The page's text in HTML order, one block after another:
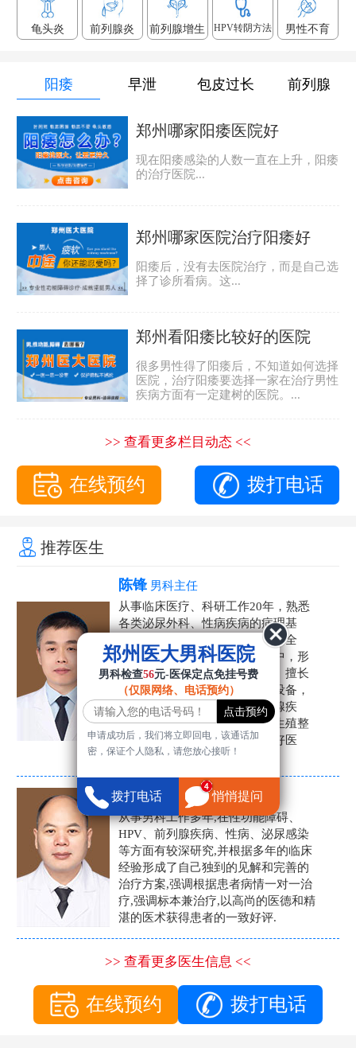
龟头炎 前列腺炎 前列腺增生 HPV转阴方法 男性不育
阳痿 早泄 包皮过长 前列腺
郑州哪家阳痿医院好
现在阳痿感染的人数一直在上升，阳痿
的治疗医院...
郑州哪家医院治疗阳痿好
阳痿后，没有去医院治疗，而是自己选
择了诊所看病。这...
郑州看阳痿比较好的医院
很多男性得了阳痿后，不知道如何选择
医院，治疗阳痿要选择一家在治疗男性
疾病方面有一定建树的医院。...
>> 查看更多栏目动态 <<
在线预约 拨打电话
推荐医生
陈锋 男科主任
从事临床医疗、科研工作20年，熟悉
各类泌尿外科、性病疾病的病理基
础，诊断治疗和临床操作，技术全
面。在男科疾病的诊断和诊疗中，形
成了一套独具特色的诊疗方案。擅长
运用国内外先进的医学技术和设备，
科学诊疗各类阳痿早泄、前列腺疾
病、射精障碍、性病、HPV、生殖整
形等疾病，是患者非常信赖的好医
生。
张营富
男科主任
从事男科工作多年,在性功能障碍、
HPV、前列腺疾病、性病、泌尿感染
等方面有较深研究,并根据多年的临床
经验形成了自己独到的见解和完善的
治疗方案,强调根据患者病情一对一治
疗,强调标本兼治疗,以高尚的医德和精
湛的医术获得患者的一致好评.
>> 查看更多医生信息 <<
在线预约 拨打电话
郑州医大男科医院
男科检查56元-医保定点免挂号费
（仅限网络、电话预约）
申请成功后，我们将立即回电，该通话加
密，保证个人隐私，请您放心接听！
拨打电话 悄悄提问